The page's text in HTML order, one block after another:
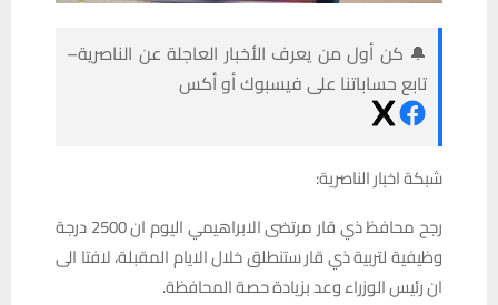
🔔 كن أول من يعرف الأخبار العاجلة عن الناصرية–
تابع حساباتنا على فيسبوك أو أكس
شبكة اخبار الناصرية:
رجح محافظ ذي قار مرتضى الابراهيمي اليوم ان 2500 درجة
وظيفية لتربية ذي قار ستنطلق خلال الايام المقبلة، لافتا الى
ان رئيس الوزراء وعد بزيادة حصة المحافظة.